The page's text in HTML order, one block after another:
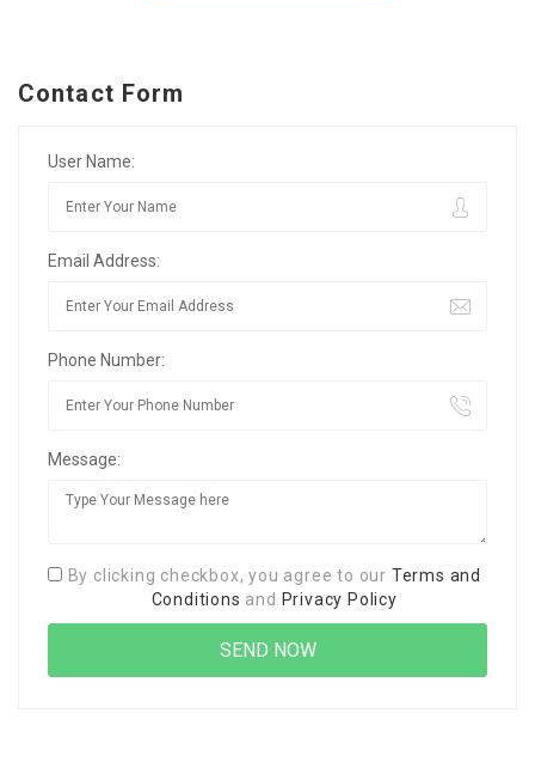
Contact Form
User Name:
Email Address:
Phone Number:
Message:
By clicking checkbox, you agree to our Terms and
Conditions and Privacy Policy